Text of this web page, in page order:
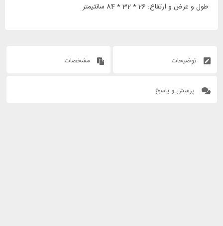
طول و عرض و ارتفاع: 26 * 32 * 84 سانتیمتر
توضیحات مشخصات
پرسش و پاسخ